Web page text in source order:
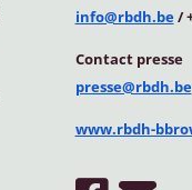
info@rbdh.be/
Contact presse
presse@rbdh.be
www.rbdh-